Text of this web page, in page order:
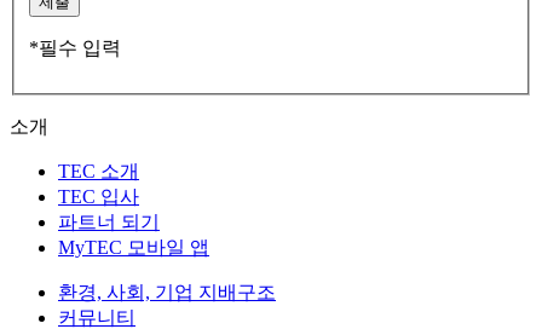
*필수 입력
소개
TEC 소개
TEC 입사
파트너 되기
MyTEC 모바일 앱
환경, 사회, 기업 지배구조
커뮤니티